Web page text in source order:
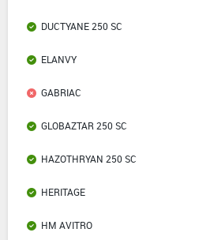
DUCTYANE 250 SC
ELANVY
GABRIAC
GLOBAZTAR 250 SC
HAZOTHRYAN 250 SC
HERITAGE
HM AVITRO